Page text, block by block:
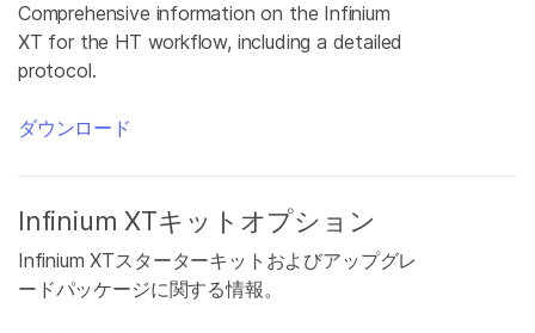
Comprehensive information on the Infinium
XT for the HT workflow, including a detailed
protocol.
ダウンロード
Infinium XTキットオプション
Infinium XTスターターキットおよびアップグレ
ードパッケージに関する情報。